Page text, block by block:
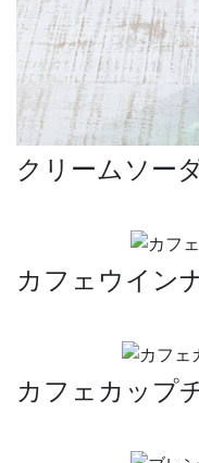
クリームソー
カフェウイン
カフェカップ